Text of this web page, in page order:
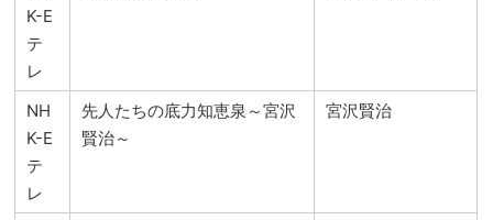
K-E
テ
レ
NH
K-E
テ
レ
先人たちの底力知恵泉～宮沢
賢治～
宮沢賢治